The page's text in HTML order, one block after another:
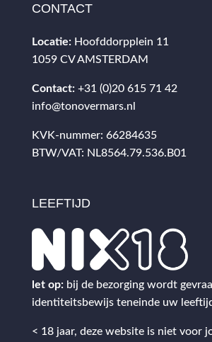
CONTACT
Locatie: Hoofddorpplein 11
1059 CV AMSTERDAM
Contact: +31 (0)20 615 71 42
info@tonovermars.nl
KVK-nummer: 66284635
BTW/VAT: NL8564.79.536.B01
LEEFTIJD
let op: bij de bezorging wordt
identiteitsbewijs teneinde uw
< 18 jaar, deze website is niet voor